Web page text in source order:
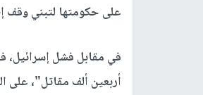
على حكومتها لتبني وقف
في مقابل فشل إسرائيل،
أربعين ألف مقاتل"، على